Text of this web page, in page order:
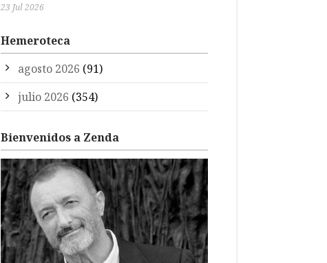
23 Jul 2026
Hemeroteca
agosto 2026 (91)
julio 2026 (354)
Bienvenidos a Zenda